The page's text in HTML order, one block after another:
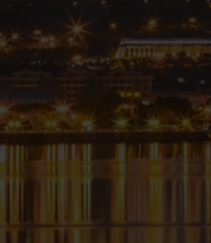
Bali
Balkan
Bhutan
Bolivia
Brasilien
dansk